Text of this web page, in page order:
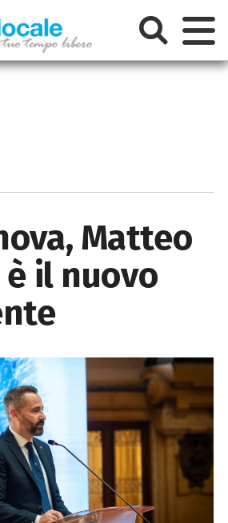
Matteo
il nuovo